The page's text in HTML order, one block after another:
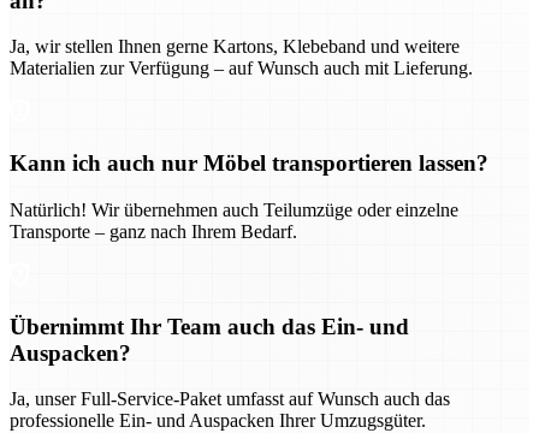
Ja, wir stellen Ihnen gerne Kartons, Klebeband und weitere
Materialien zur Verfügung – auf Wunsch auch mit Lieferung.
Kann ich auch nur Möbel transportieren lassen?
Natürlich! Wir übernehmen auch Teilumzüge oder einzelne
Transporte – ganz nach Ihrem Bedarf.
Übernimmt Ihr Team auch das Ein- und
Auspacken?
Ja, unser Full-Service-Paket umfasst auf Wunsch auch das
professionelle Ein- und Auspacken Ihrer Umzugsgüter.